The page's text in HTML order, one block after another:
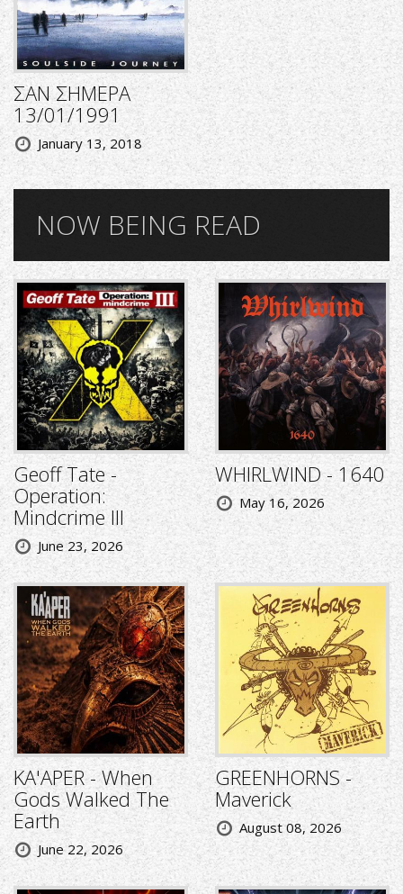
ΣΑΝ ΣΗΜΕΡΑ
13/01/1991
January 13, 2018
NOW BEING READ
Geoff Tate -
Operation:
Mindcrime III
June 23, 2026
WHIRLWIND - 1640
May 16, 2026
KA'APER - When
Gods Walked The
Earth
June 22, 2026
GREENHORNS -
Maverick
August 08, 2026